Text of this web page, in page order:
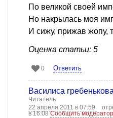
По великой своей
Но накрылась моя
И сижу, прижав жопу,
Оценка статьи: 5
0 Ответить
Василиса гребенькова
Читатель
22 апреля 2011 в 07:59
в 16:08Сообщить